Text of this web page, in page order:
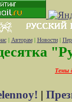
| Авторам| Новости|
Темы
|